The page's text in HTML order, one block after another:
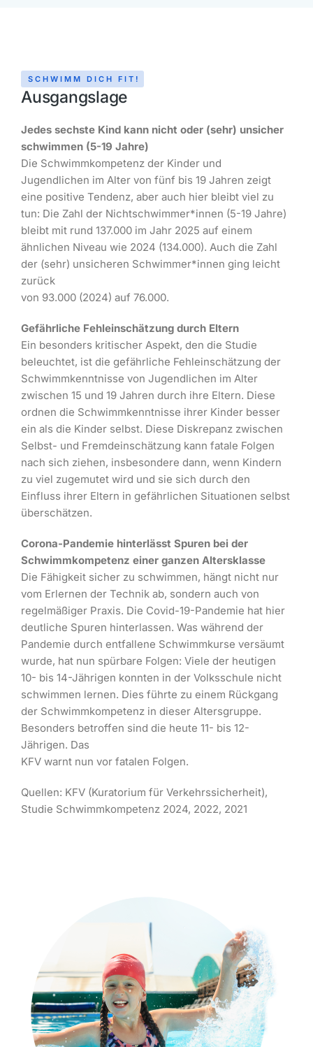
SCHWIMM DICH FIT!
Ausgangslage
Jedes sechste Kind kann nicht oder (sehr) unsicher
schwimmen (5-19 Jahre)
Die Schwimmkompetenz der Kinder und
Jugendlichen im Alter von fünf bis 19 Jahren zeigt
eine positive Tendenz, aber auch hier bleibt viel zu
tun: Die Zahl der Nichtschwimmer*innen (5-19 Jahre)
bleibt mit rund 137.000 im Jahr 2025 auf einem
ähnlichen Niveau wie 2024 (134.000). Auch die Zahl
der (sehr) unsicheren Schwimmer*innen ging leicht
zurück
von 93.000 (2024) auf 76.000.
Gefährliche Fehleinschätzung durch Eltern
Ein besonders kritischer Aspekt, den die Studie
beleuchtet, ist die gefährliche Fehleinschätzung der
Schwimmkenntnisse von Jugendlichen im Alter
zwischen 15 und 19 Jahren durch ihre Eltern. Diese
ordnen die Schwimmkenntnisse ihrer Kinder besser
ein als die Kinder selbst. Diese Diskrepanz zwischen
Selbst- und Fremdeinschätzung kann fatale Folgen
nach sich ziehen, insbesondere dann, wenn Kindern
zu viel zugemutet wird und sie sich durch den
Einfluss ihrer Eltern in gefährlichen Situationen selbst
überschätzen.
Corona-Pandemie hinterlässt Spuren bei der
Schwimmkompetenz einer ganzen Altersklasse
Die Fähigkeit sicher zu schwimmen, hängt nicht nur
vom Erlernen der Technik ab, sondern auch von
regelmäßiger Praxis. Die Covid-19-Pandemie hat hier
deutliche Spuren hinterlassen. Was während der
Pandemie durch entfallene Schwimmkurse versäumt
wurde, hat nun spürbare Folgen: Viele der heutigen
10- bis 14-Jährigen konnten in der Volksschule nicht
schwimmen lernen. Dies führte zu einem Rückgang
der Schwimmkompetenz in dieser Altersgruppe.
Besonders betroffen sind die heute 11- bis 12-
Jährigen. Das
KFV warnt nun vor fatalen Folgen.
Quellen: KFV (Kuratorium für Verkehrssicherheit),
Studie Schwimmkompetenz 2024, 2022, 2021